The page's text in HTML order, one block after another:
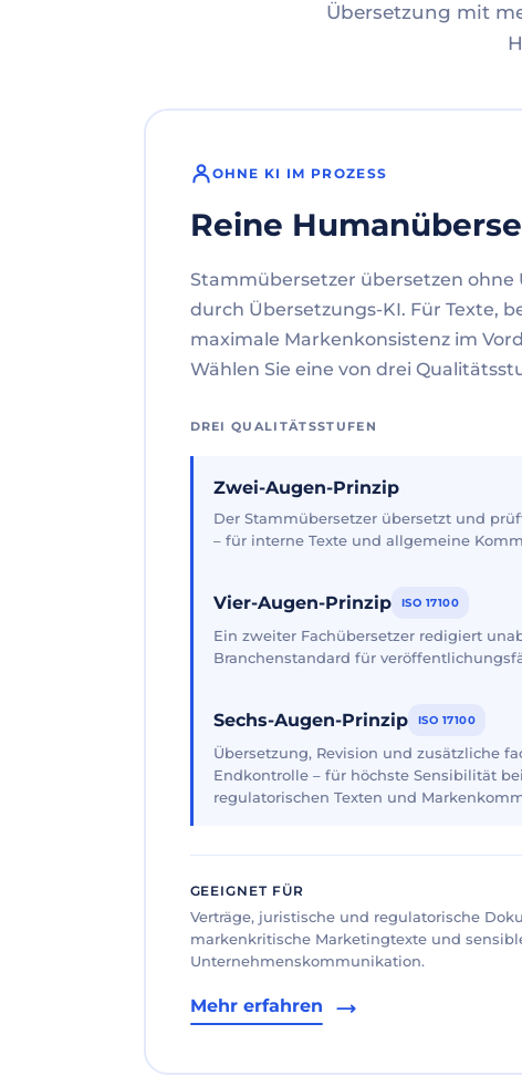
Übersetzung mit
OHNE KI IM PROZESS
Reine
Stammübersetzer übersetzen
durch Übersetzungs-KI. Für Texte,
maximale Markenkonsistenz im
Wählen Sie eine von drei
DREI QUALITÄTSSTUFEN
Zwei-Augen-Prinzip
Der Stammübersetzer übersetzt und
– für interne Texte und allgemeine
Vier-Augen-Prinzip ISO 17100
Ein zweiter Fachübersetzer redigiert
Branchenstandard für
Sechs-Augen-Prinzip ISO 17100
Übersetzung, Revision und zusätzliche
Endkontrolle – für höchste Sensibilität
regulatorischen Texten und
GEEIGNET FÜR
Verträge, juristische und regulatorische
markenkritische Marketingtexte und
Unternehmenskommunikation.
Mehr erfahren